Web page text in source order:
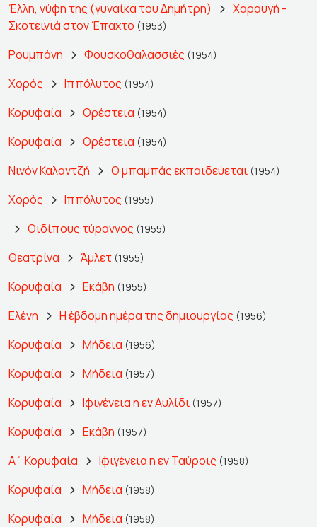
Έλλη, νύφη της (γυναίκα του Δημήτρη)
Χαραυγή -
Σκοτεινιά στον Έπαχτο (1953)
Ρουμπάνη Φουσκοθαλασσιές (1954)
Χορός Ιππόλυτος (1954)
Κορυφαία Ορέστεια (1954)
Κορυφαία Ορέστεια (1954)
Νινόν Καλαντζή Ο μπαμπάς εκπαιδεύεται (1954)
Χορός Ιππόλυτος (1955)
Οιδίπους τύραννος (1955)
Θεατρίνα Άμλετ (1955)
Κορυφαία Εκάβη (1955)
Ελένη Η έβδομη ημέρα της δημιουργίας (1956)
Κορυφαία Μήδεια (1956)
Κορυφαία Μήδεια (1957)
Κορυφαία Ιφιγένεια η εν Αυλίδι (1957)
Κορυφαία Εκάβη (1957)
Α΄ Κορυφαία Ιφιγένεια η εν Ταύροις (1958)
Κορυφαία Μήδεια (1958)
Κορυφαία Μήδεια (1958)